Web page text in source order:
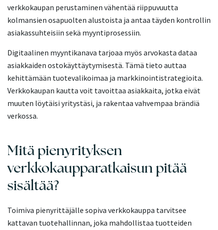
verkkokaupan perustaminen vähentää riippuvuutta
kolmansien osapuolten alustoista ja antaa täyden kontrollin
asiakassuhteisiin sekä myyntiprosessiin.
Digitaalinen myyntikanava tarjoaa myös arvokasta dataa
asiakkaiden ostokäyttäytymisestä. Tämä tieto auttaa
kehittämään tuotevalikoimaa ja markkinointistrategioita.
Verkkokaupan kautta voit tavoittaa asiakkaita, jotka eivät
muuten löytäisi yritystäsi, ja rakentaa vahvempaa brändiä
verkossa.
Mitä pienyrityksen
verkkokaupparatkaisun pitää
sisältää?
Toimiva pienyrittäjälle sopiva verkkokauppa tarvitsee
kattavan tuotehallinnan, joka mahdollistaa tuotteiden